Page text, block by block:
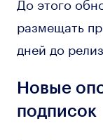
размещать
дней до
Новые
подписок